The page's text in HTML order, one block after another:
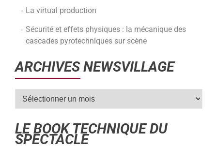
La virtual production
Sécurité et effets physiques : la mécanique des
cascades pyrotechniques sur scène
ARCHIVES NEWSVILLAGE
LE BOOK TECHNIQUE DU
SPECTACLE